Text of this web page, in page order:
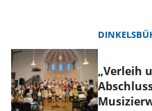
„Verleih